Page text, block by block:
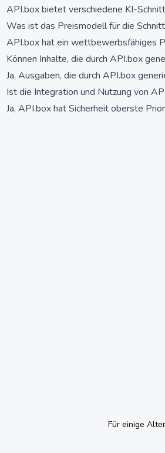
API.box bietet verschiedene KI-
Was ist das Preismodell für die
API.box hat ein wettbewerbsfähiges
Können Inhalte, die durch API.box
Ja, Ausgaben, die durch API.box
Ist die Integration und Nutzung von
Ja, API.box hat Sicherheit oberste
Für einige